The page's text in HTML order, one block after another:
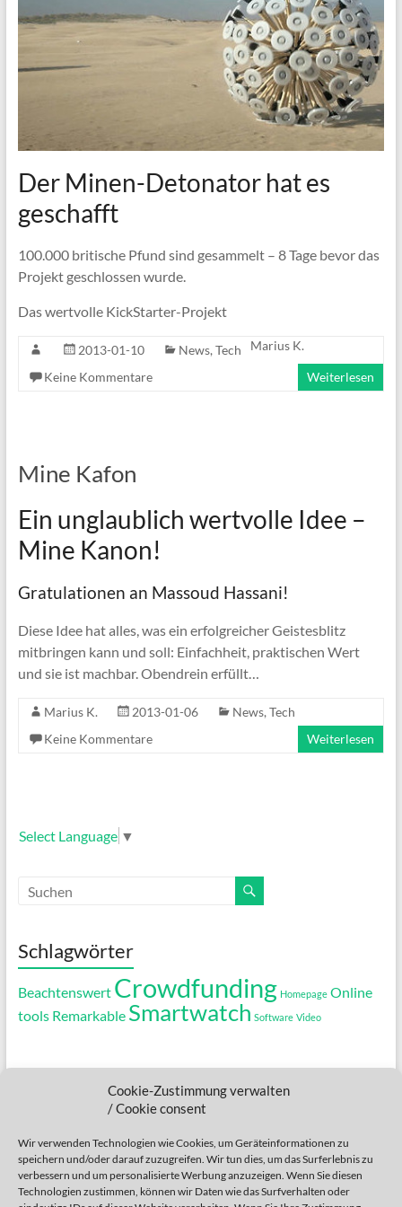
Cookie-Zustimmung verwalten
/ Cookie consent
Wir verwenden Technologien wie Cookies, um Geräteinformationen zu
speichern und/oder darauf zuzugreifen. Wir tun dies, um das Surferlebnis zu
verbessern und um personalisierte Werbung anzuzeigen. Wenn Sie diesen
Technologien zustimmen, können wir Daten wie das Surfverhalten oder
Der Minen-Detonator hat es
geschafft
100.000 britische Pfund sind gesammelt – 8 Tage bevor das
Projekt geschlossen wurde.
Das wertvolle KickStarter-Projekt
Marius K.
2013-01-10 News, Tech
Keine Kommentare
Weiterlesen
Mine Kafon
Ein unglaublich wertvolle Idee –
Mine Kanon!
Gratulationen an Massoud Hassani!
Diese Idee hat alles, was ein erfolgreicher Geistesblitz
mitbringen kann und soll: Einfachheit, praktischen Wert
und sie ist machbar. Obendrein erfüllt…
Marius K. 2013-01-06 News, Tech
Keine Kommentare
Weiterlesen
Select Language ▼
Schlagwörter
Beachtenswert Crowdfunding Homepage Online
tools Remarkable Smartwatch Software Video
.....